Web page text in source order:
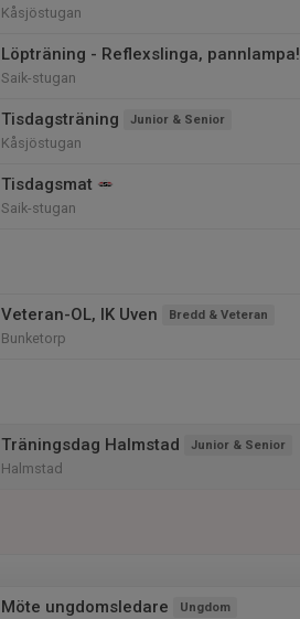
Kåsjöstugan
Löpträning - Reflexslinga, pannlampa!
Saik-stugan
Tisdagsträning Junior & Senior
Kåsjöstugan
Tisdagsmat
Saik-stugan
Veteran-OL, IK Uven Bredd & Veteran
Bunketorp
Träningsdag Halmstad Junior & Senior
Halmstad
Möte ungdomsledare Ungdom